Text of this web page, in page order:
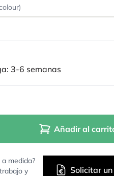
3-6 semanas
Añadir al
medida?
y
Solicitar